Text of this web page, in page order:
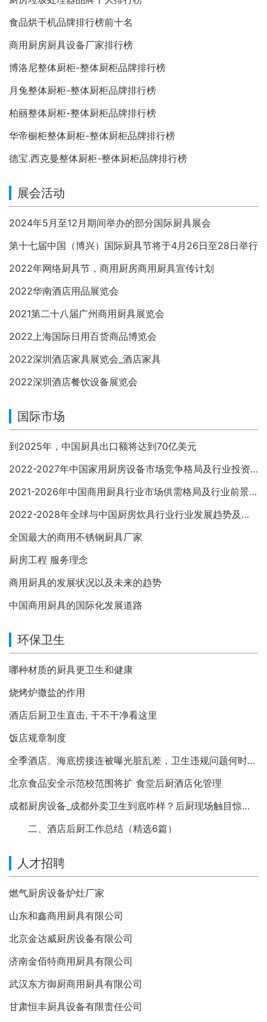
食品烘干机品牌排行榜前十名
商用厨房厨具设备厂家排行榜
博洛尼整体厨柜-整体厨柜品牌排行榜
月兔整体厨柜-整体厨柜品牌排行榜
柏丽整体厨柜-整体厨柜品牌排行榜
华帝橱柜整体厨柜-整体厨柜品牌排行榜
德宝.西克曼整体厨柜-整体厨柜品牌排行榜
展会活动
2024年5月至12月期间举办的部分国际厨具展会
第十七届中国（博兴）国际厨具节将于4月26日至28日举行
2022年网络厨具节，商用厨房商用厨具宣传计划
2022华南酒店用品展览会
2021第二十八届广州商用厨具展览会
2022上海国际日用百货商品博览会
2022深圳酒店家具展览会_酒店家具
2022深圳酒店餐饮设备展览会
国际市场
到2025年，中国厨具出口额将达到70亿美元
2022-2027年中国家用厨房设备市场竞争格局及行业投资前景预测报告
2021-2026年中国商用厨具行业市场供需格局及行业前景展望报告
2022-2028年全球与中国厨房炊具行业行业发展趋势及投资战略分析报告
全国最大的商用不锈钢厨具厂家
厨房工程 服务理念
商用厨具的发展状况以及未来的趋势
中国商用厨具的国际化发展道路
环保卫生
哪种材质的厨具更卫生和健康
烧烤炉撒盐的作用
酒店后厨卫生直击, 干不干净看这里
饭店规章制度
全季酒店、海底捞接连被曝光脏乱差，卫生违规问题何时休？
北京食品安全示范校范围将扩 食堂后厨酒店化管理
成都厨房设备_成都外卖卫生到底咋样？后厨现场触目惊心… | 成都之眼
二、酒店后厨工作总结（精选6篇）
人才招聘
燃气厨房设备炉灶厂家
山东和鑫商用厨具有限公司
北京金达威厨房设备有限公司
济南金佰特商用厨具有限公司
武汉东方御厨商用厨具有限公司
甘肃恒丰厨具设备有限责任公司